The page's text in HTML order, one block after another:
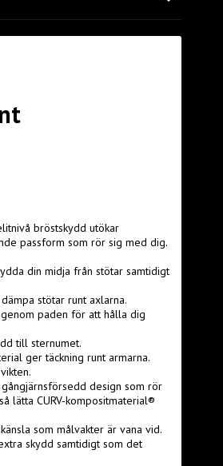
bröstskydd utökar
passform som rör sig med dig.
din midja från stötar samtidigt
stötar runt axlarna.
paden för att hålla dig
till sternumet.
ger täckning runt armarna.
design som rör
lätta CURV-kompositmaterial®
som målvakter är vana vid.
skydd samtidigt som det